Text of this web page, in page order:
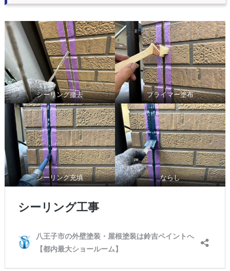
シーリング撤去 プライマー塗布
シーリング充填 ならし